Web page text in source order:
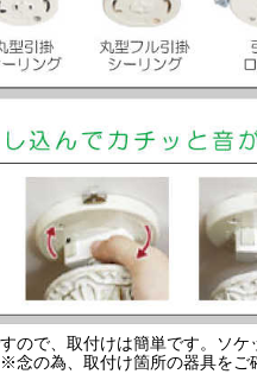
ので、取付けは簡単です。ソ
念の為、取付け箇所の器具をご